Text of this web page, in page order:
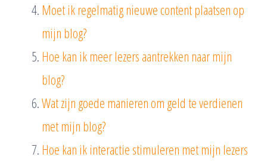
Moet ik regelmatig nieuwe content plaatsen op
mijn blog?
Hoe kan ik meer lezers aantrekken naar mijn
blog?
Wat zijn goede manieren om geld te verdienen
met mijn blog?
Hoe kan ik interactie stimuleren met mijn lezers